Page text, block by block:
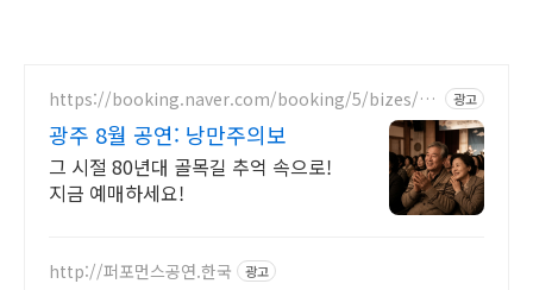
https://booking.naver.com/booking/5/bizes/12
광고
광주 8월 공연: 낭만주의보
그 시절 80년대 골목길 추억 속으로!
지금 예매하세요!
http://퍼포먼스공연.한국 광고